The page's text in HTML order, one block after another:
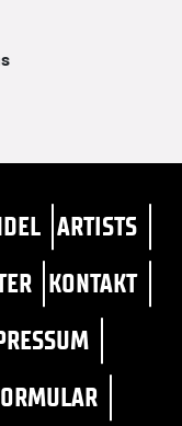
ARTISTS
KONTAKT